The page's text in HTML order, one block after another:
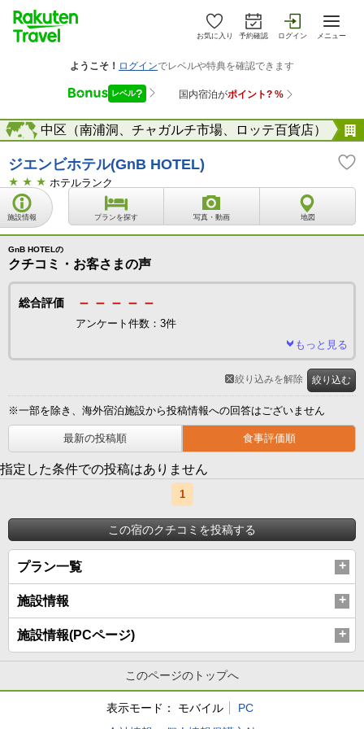
お気に入り 予約確認 ログイン メニュー
） 中区（南浦洞、チャガルチ市場、ロッテ百貨店）
海外
ジエンビホテル(GnB HOTEL)
ホテルランク
施設情報 プランを探す 写真・動画 地図
GnB HOTELの
クチコミ・お客さまの声
総合評価 －－－－－
アンケート件数：3件
もっと見る
※一部を除き、海外宿泊施設から投稿情報への回答はございません
最新の投稿順 食事評価順
絞り込む
絞り込みを解除
指定した条件での投稿はありません
1
この宿のクチコミを投稿する
プラン一覧
施設情報
施設情報(PCページ)
このページのトップへ
表示モード： モバイル
PC